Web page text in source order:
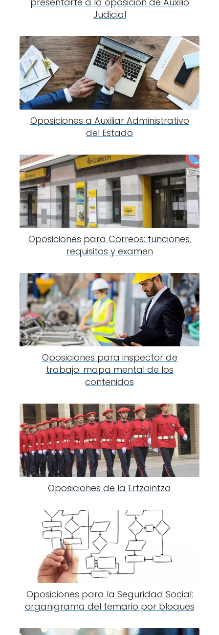
Judicial
Oposiciones a Auxiliar Administrativo
del Estado
Oposiciones para Correos: funciones,
requisitos y examen
Oposiciones para inspector de
trabajo: mapa mental de los
contenidos
Oposiciones de la Ertzaintza
Oposiciones para la Seguridad Social:
organigrama del temario por bloques